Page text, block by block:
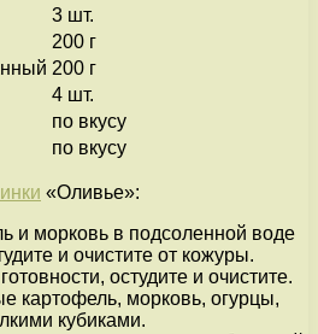
3 шт.
200 г
200 г
4 шт.
по вкусу
по вкусу
«Оливье»:
и морковь в подсоленной воде
и очистите от кожуры.
остудите и очистите.
картофель, морковь, огурцы,
кубиками.